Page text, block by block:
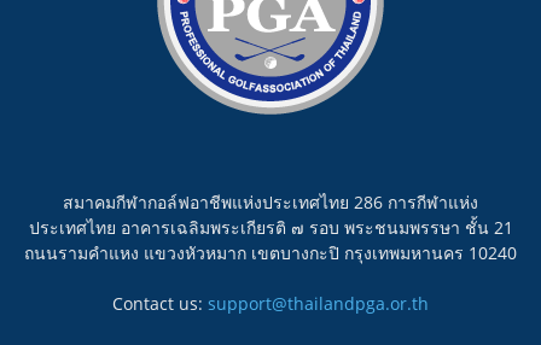
สมาคมกีฬากอล์ฟอาชีพแห่งประเทศไทย 286 การกีฬาแห่ง
ประเทศไทย อาคารเฉลิมพระเกียรติ ๗ รอบ พระชนมพรรษา ชั้น 21
ถนนรามคำแหง แขวงหัวหมาก เขตบางกะปิ กรุงเทพมหานคร 10240
Contact us: support@thailandpga.or.th